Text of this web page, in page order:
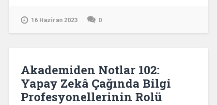
16 Haziran 2023 0
Akademiden Notlar 102:
Yapay Zekâ Çağında Bilgi
Profesyonellerinin Rolü